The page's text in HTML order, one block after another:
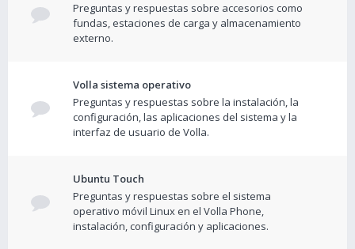
Preguntas y respuestas sobre accesorios como
fundas, estaciones de carga y almacenamiento
externo.
Volla sistema operativo
Preguntas y respuestas sobre la instalación, la
configuración, las aplicaciones del sistema y la
interfaz de usuario de Volla.
Ubuntu Touch
Preguntas y respuestas sobre el sistema
operativo móvil Linux en el Volla Phone,
instalación, configuración y aplicaciones.